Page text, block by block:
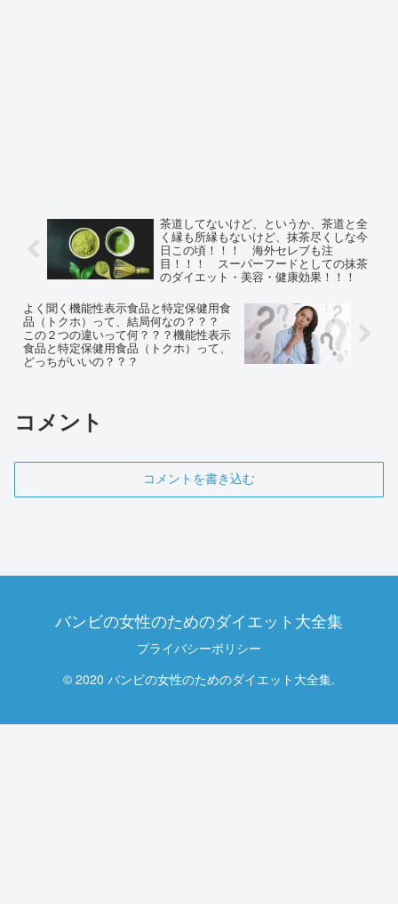
茶道してないけど、というか、茶道と全
く縁も所縁もないけど、抹茶尽くしな今
日この頃！！！ 海外セレブも注
目！！！ スーパーフードとしての抹茶
のダイエット・美容・健康効果！！！
よく聞く機能性表示食品と特定保健用食
品（トクホ）って、結局何なの？？？
この２つの違いって何？？？機能性表示
食品と特定保健用食品（トクホ）って、
どっちがいいの？？？
コメント
コメントを書き込む
バンビの女性のためのダイエット大全集
プライバシーポリシー
© 2020 バンビの女性のためのダイエット大全集.